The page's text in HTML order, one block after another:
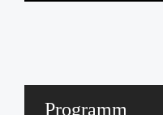
Programm